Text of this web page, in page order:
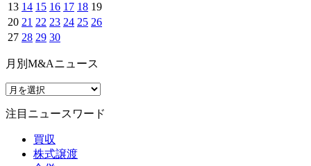
13 14 15 16 17 18 19
20 21 22 23 24 25 26
27 28 29 30
月別M&Aニュース
注目ニュースワード
買収
株式譲渡